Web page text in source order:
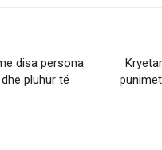
disa persona
pluhur të